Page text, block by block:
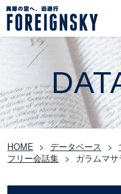
HOME データベース
フリー会話集
ガラムマサ